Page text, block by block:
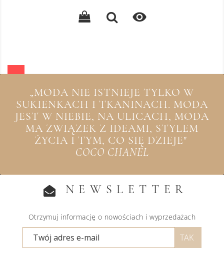

„MODA NIE ISTNIEJE TYLKO W
SUKIENKACH I TKANINACH. MODA
JEST W NIEBIE, NA ULICACH, MODA
MA ZWIĄZEK Z IDEAMI, STYLEM
ŻYCIA I TYM, CO SIĘ DZIEJE"
COCO CHANEL
NEWSLETTER
Otrzymuj informację o nowościach i wyprzedażach